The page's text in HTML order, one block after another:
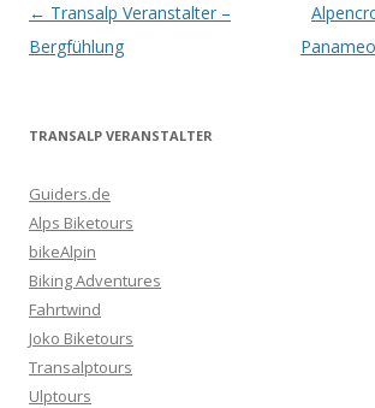
Artikel-
Navigation
← Transalp Veranstalter –
Bergfühlung
TRANSALP VERANSTALTER
Guiders.de
Alps Biketours
bikeAlpin
Biking Adventures
Fahrtwind
Joko Biketours
Transalptours
Ulptours